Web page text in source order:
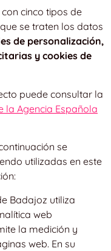
cinco tipos de
se traten los datos
de personalización,
y cookies de
puede consultar la
la Agencia Española
se
utilizadas en este
Badajoz utiliza
web
la medición y
web. En su